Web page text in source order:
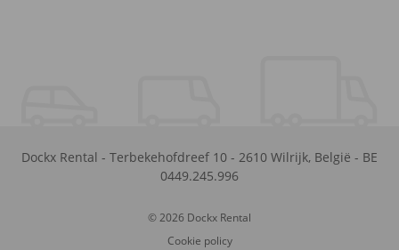
Dockx Rental - Terbekehofdreef 10 - 2610 Wilrijk, België - BE
0449.245.996
© 2026 Dockx Rental
Cookie policy